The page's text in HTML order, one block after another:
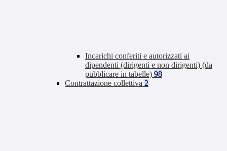
Incarichi conferiti e autorizzati ai
dipendenti (dirigenti e non dirigenti) (da
pubblicare in tabelle) 98
Contrattazione collettiva 2